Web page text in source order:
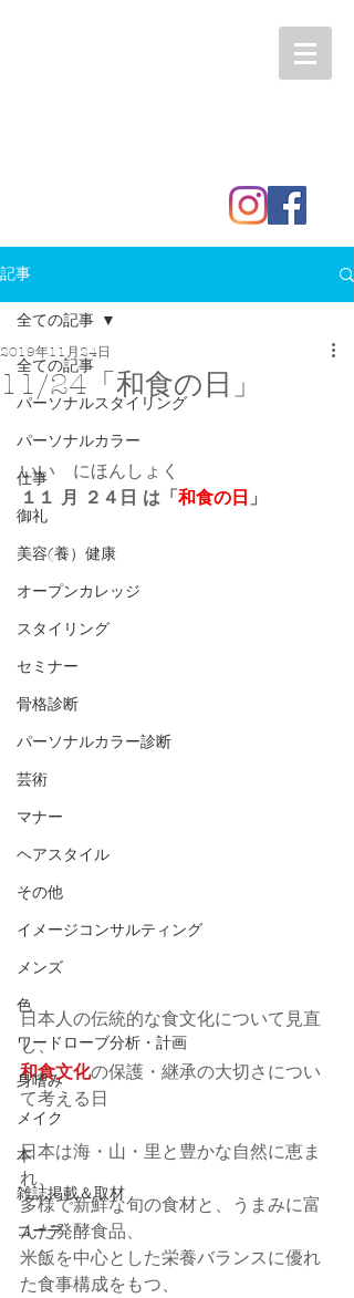
記事
全ての記事
パーソナルスタイリング
パーソナルカラー
仕事
御礼
美容(養）健康
オープンカレッジ
スタイリング
セミナー
骨格診断
パーソナルカラー診断
芸術
マナー
ヘアスタイル
その他
イメージコンサルティング
メンズ
色
ワードローブ分析・計画
身嗜み
メイク
本
雑誌掲載＆取材
コーデ
全ての記事
11/24「和食の日」
2019年11月24日
いい　にほんしょく
１１ 月 ２４日 は「和食の日 」
日本人の伝統的な食文化について見直
し、
和食文化の保護・継承の大切さについ
て考える日
日本は海・山・里と豊かな自然に恵ま
れ、
多様で新鮮な旬の食材と、うまみに富
んだ発酵食品、
米飯を中心とした栄養バランスに優れ
た食事構成をもつ、